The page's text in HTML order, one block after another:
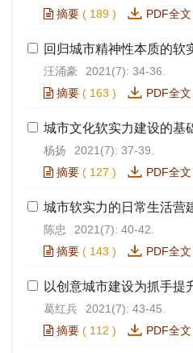
摘要 ( 189 ) PDF全文
回归城市精神性本质的软
汪涌豪
2021(7): 34-36.
摘要 ( 163 ) PDF全文
城市文化软实力建设的基
杨扬
2021(7): 37-39.
摘要 ( 127 ) PDF全文
城市软实力的日常生活营
陈忠
2021(7): 40-42.
摘要 ( 143 ) PDF全文
以创意城市建设为抓手提
葛红兵
2021(7): 43-45.
摘要 ( 112 ) PDF全文